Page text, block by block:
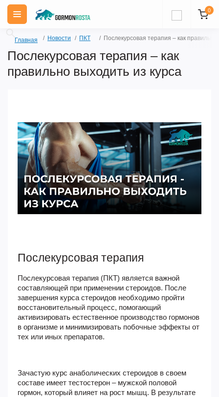
0
Главная Новости ПКТ Послекурсовая терапия – как правильно
Послекурсовая терапия – как
правильно выходить из курса
Послекурсовая терапия
Послекурсовая терапия (ПКТ) является важной
составляющей при применении стероидов. После
завершения курса стероидов необходимо пройти
восстановительный процесс, помогающий
активизировать естественное производство гормонов
в организме и минимизировать побочные эффекты от
тех или иных препаратов.
Зачастую курс анаболических стероидов в своем
составе имеет тестостерон – мужской половой
гормон, который влияет на рост мышц. В результате